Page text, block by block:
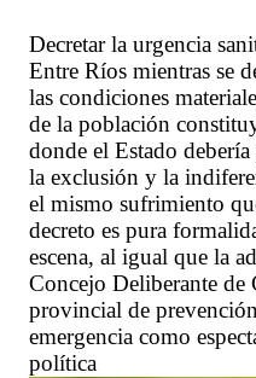
Decretar la urgencia
Entre Ríos mientras se
las condiciones
de la población
donde el Estado
la exclusión y la
el mismo sufrimiento
decreto es pura
escena, al igual que la
Concejo Deliberante de
provincial de
emergencia como
política